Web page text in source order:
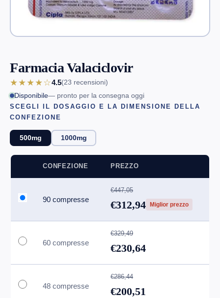
Farmacia Valaciclovir
★★★★☆4.5(23 recensioni)
Disponibile— pronto per la consegna oggi
SCEGLI IL DOSAGGIO E LA DIMENSIONE DELLA
CONFEZIONE
500mg 1000mg
CONFEZIONE PREZZO
90 compresse
€447,05
€312,94 Miglior prezzo
60 compresse
€329,49
€230,64
48 compresse
€286,44
€200,51